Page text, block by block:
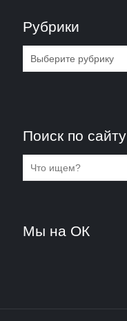
Рубрики
Рубрики
Поиск по сайту
Мы на ОК